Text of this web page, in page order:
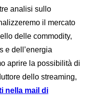
analisi sullo
il mercato
delle commodity,
e dell’energia
aprire la possibilità di
dello streaming,
nella mail di